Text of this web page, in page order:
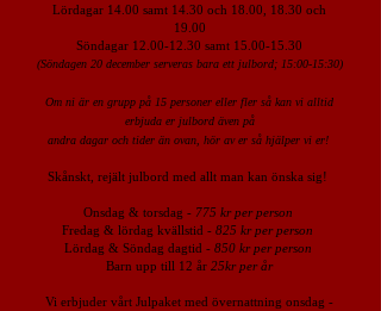
Lördagar 14.00 samt 14.30 och 18.00, 18.30 och
19.00
Söndagar 12.00-12.30 samt 15.00-15.30
(Söndagen 20 december serveras bara ett julbord; 15:00-15:30)
Om ni är en grupp på 15 personer eller fler så kan vi alltid
erbjuda er julbord även på
andra dagar och tider än ovan, hör av er så hjälper vi er!
Skånskt, rejält julbord med allt man kan önska sig!
Onsdag & torsdag - 775 kr per person
Fredag & lördag kvällstid - 825 kr per person
Lördag & Söndag dagtid - 850 kr per person
Barn upp till 12 år 25kr per år
Vi erbjuder vårt Julpaket med övernattning onsdag -